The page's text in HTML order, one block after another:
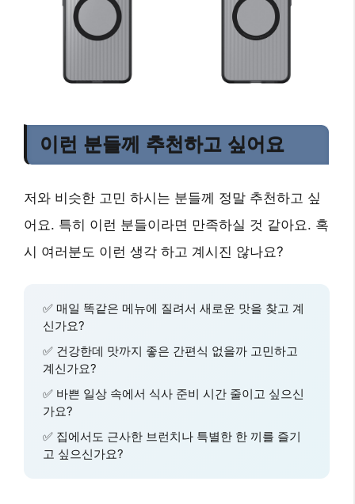
이런 분들께 추천하고 싶어요
저와 비슷한 고민 하시는 분들께 정말 추천하고 싶
어요. 특히 이런 분들이라면 만족하실 것 같아요. 혹
시 여러분도 이런 생각 하고 계시진 않나요?
✅ 매일 똑같은 메뉴에 질려서 새로운 맛을 찾고 계
신가요?
✅ 건강한데 맛까지 좋은 간편식 없을까 고민하고
계신가요?
✅ 바쁜 일상 속에서 식사 준비 시간 줄이고 싶으신
가요?
✅ 집에서도 근사한 브런치나 특별한 한 끼를 즐기
고 싶으신가요?